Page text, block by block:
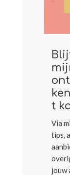
t
Via
tips,
jouw